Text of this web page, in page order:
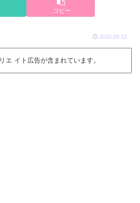
コピー
2025.04.12
エ イト広告が含まれています。